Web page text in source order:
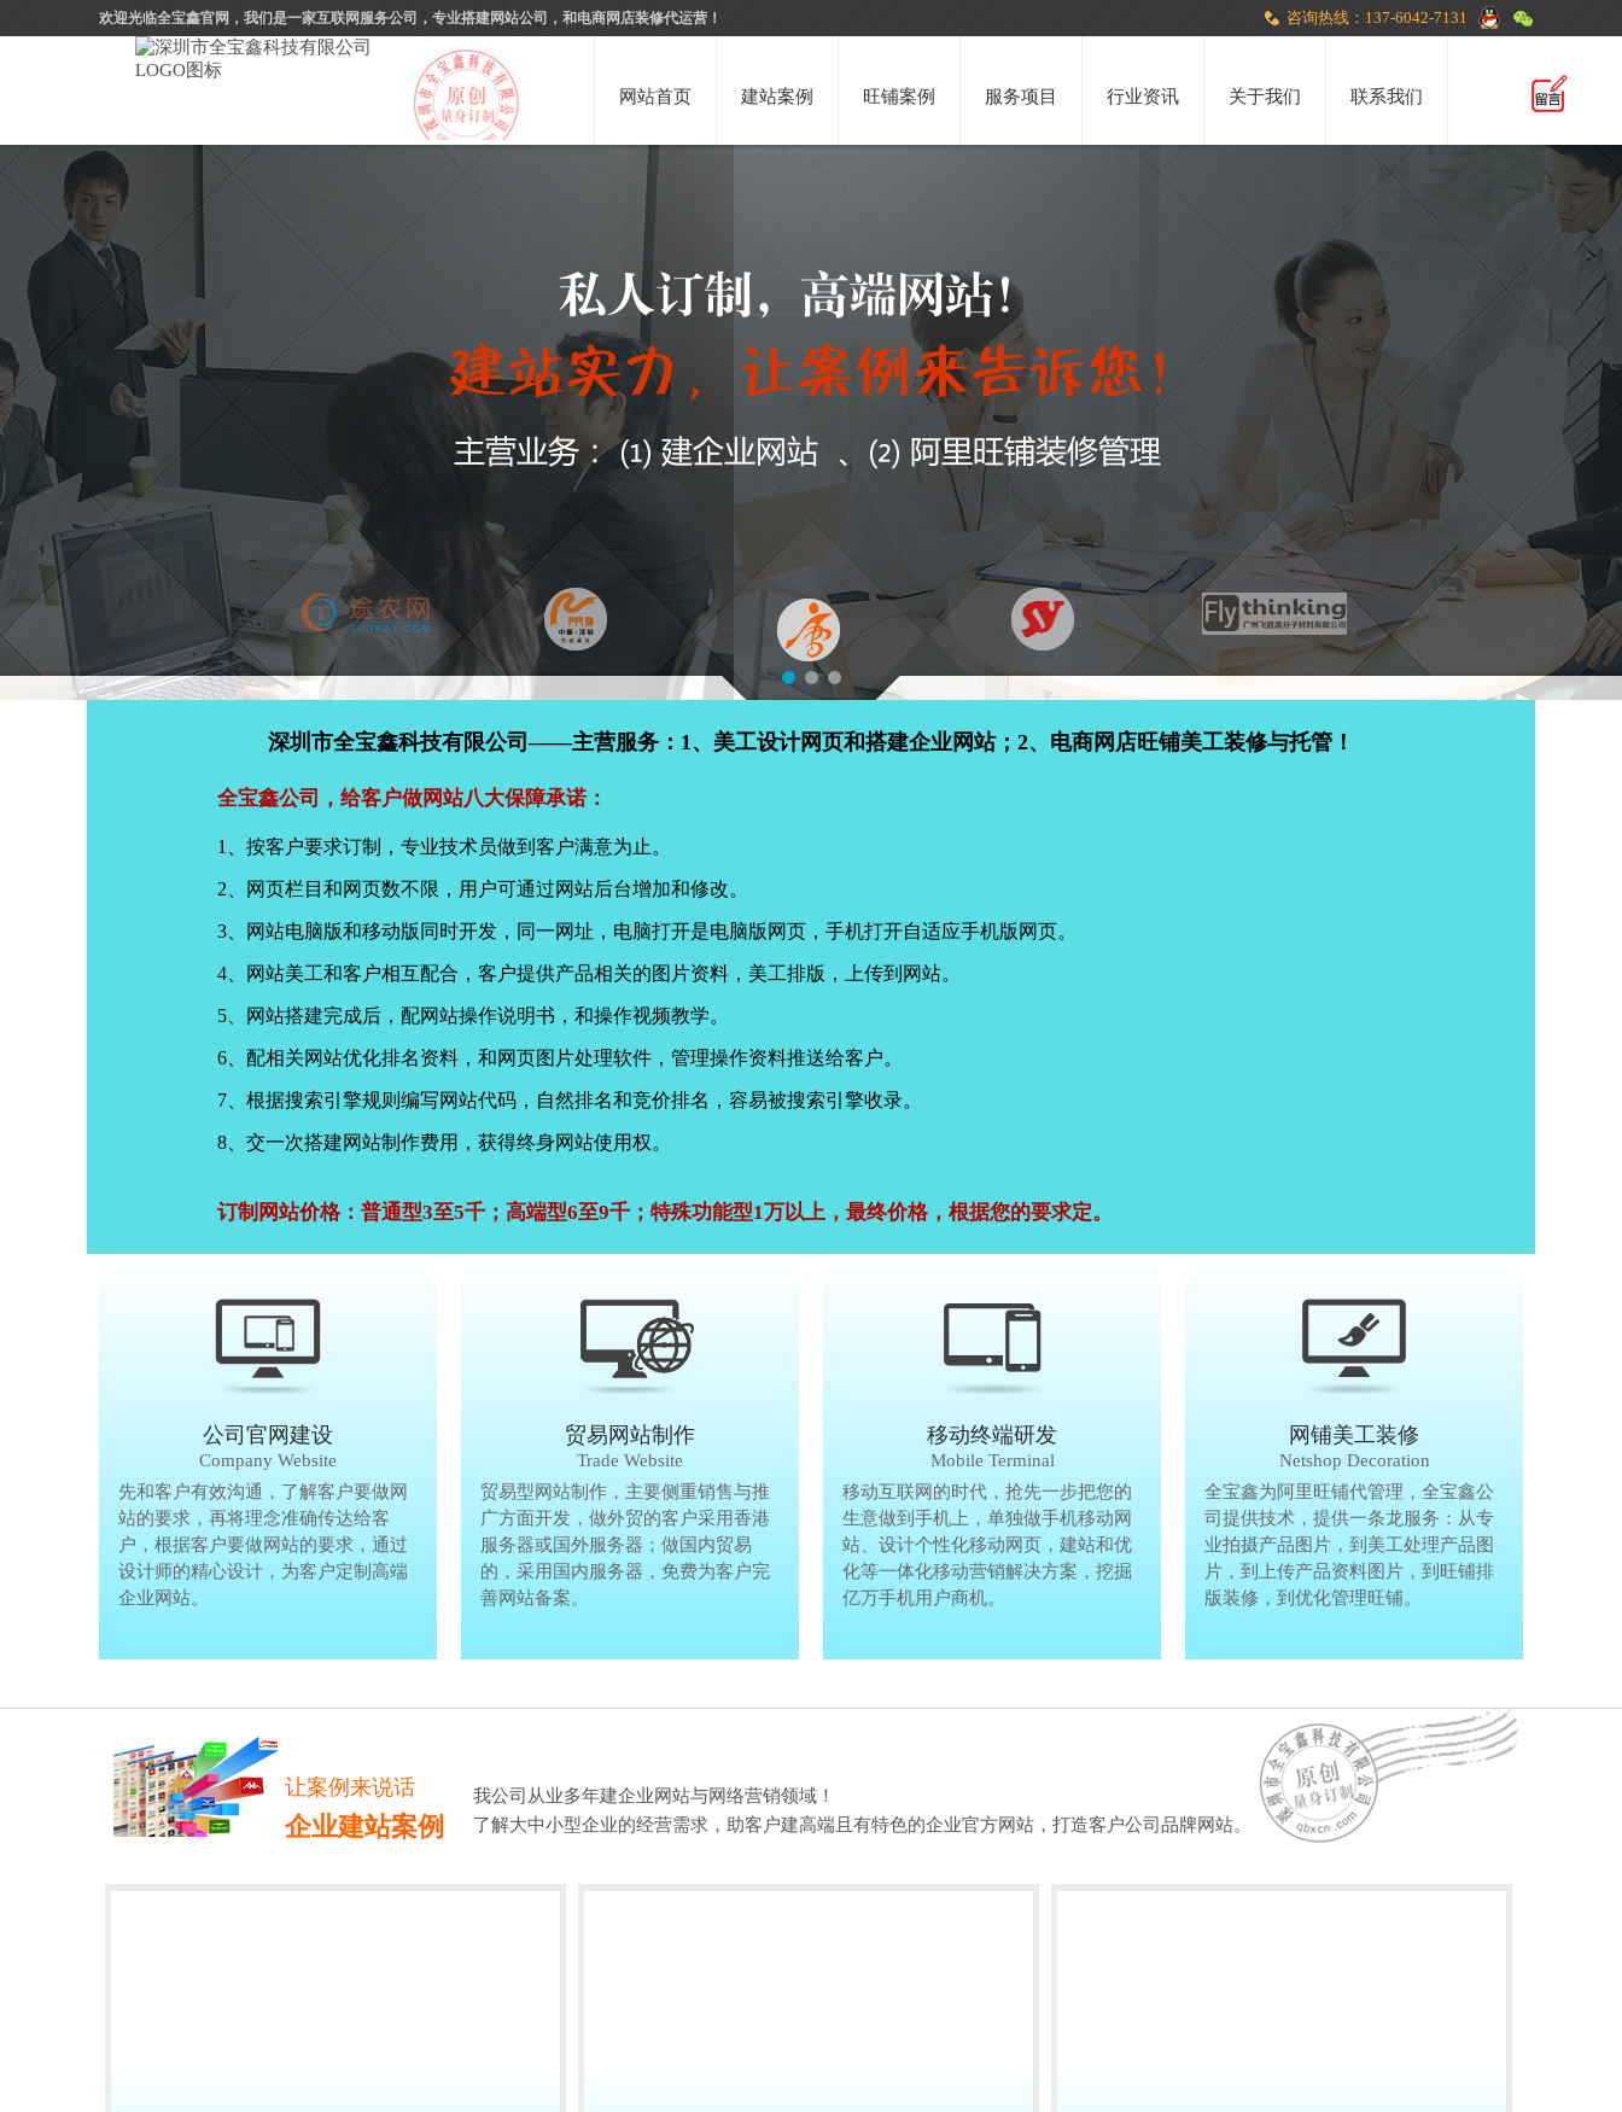
欢迎光临全宝鑫官网，我们是一家互联网服务公司，专业搭建网站公司，和电商网店装修代运营！ 咨询热线：137-6042-7131
网站首页 建站案例 旺铺案例 服务项目 行业资讯 关于我们 联系我们
深圳市全宝鑫科技有限公司——主营服务：1、美工设计网页和搭建企业网站；2、电商网店旺铺美工装修与托管！
全宝鑫公司，给客户做网站八大保障承诺：
1、按客户要求订制，专业技术员做到客户满意为止。
2、网页栏目和网页数不限，用户可通过网站后台增加和修改。
3、网站电脑版和移动版同时开发，同一网址，电脑打开是电脑版网页，手机打开自适应手机版网页。
4、网站美工和客户相互配合，客户提供产品相关的图片资料，美工排版，上传到网站。
5、网站搭建完成后，配网站操作说明书，和操作视频教学。
6、配相关网站优化排名资料，和网页图片处理软件，管理操作资料推送给客户。
7、根据搜索引擎规则编写网站代码，自然排名和竞价排名，容易被搜索引擎收录。
8、交一次搭建网站制作费用，获得终身网站使用权。
订制网站价格：普通型3至5千；高端型6至9千；特殊功能型1万以上，最终价格，根据您的要求定。
公司官网建设
Company Website
先和客户有效沟通，了解客户要做网
站的要求，再将理念准确传达给客
户，根据客户要做网站的要求，通过
设计师的精心设计，为客户定制高端
企业网站。
公司官网建设
Company Website
先和客户有效沟通，了解客户要做网
站的要求，再将理念准确传达给客
户，根据客户要做网站的要求，通过
设计师的精心设计，为客户定制高端
企业网站。
贸易网站制作
Trade Website
贸易型网站制作，主要侧重销售与推
广方面开发，做外贸的客户采用香港
服务器或国外服务器；做国内贸易
的，采用国内服务器，免费为客户完
善网站备案。
贸易网站制作
Trade Website
贸易型网站制作，主要侧重销售与推
广方面开发，做外贸的客户采用香港
服务器或国外服务器；做国内贸易
的，采用国内服务器，免费为客户完
善网站备案。
移动终端研发
Mobile Terminal
移动互联网的时代，抢先一步把您的
生意做到手机上，单独做手机移动网
站、设计个性化移动网页，建站和优
化等一体化移动营销解决方案，挖掘
亿万手机用户商机。
移动终端研发
Mobile Terminal
移动互联网的时代，抢先一步把您的
生意做到手机上，单独做手机移动网
站、设计个性化移动网页，建站和优
化等一体化移动营销解决方案，挖掘
亿万手机用户商机。
网铺美工装修
Netshop Decoration
全宝鑫为阿里旺铺代管理，全宝鑫公
司提供技术，提供一条龙服务：从专
业拍摄产品图片，到美工处理产品图
片，到上传产品资料图片，到旺铺排
版装修，到优化管理旺铺。
让案例来说话
企业建站案例
我公司从业多年建企业网站与网络营销领域！
了解大中小型企业的经营需求，助客户建高端且有特色的企业官方网站，打造客户公司品牌网站。